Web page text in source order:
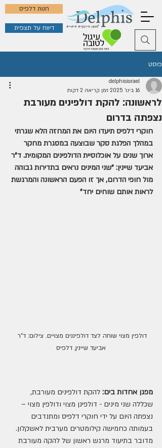
חנות דלפיס
דיווח על תצפית
פוסט
לראשונה: להקת דולפינים מעורבת
נצפתה בדרום
delphisisrael
16 בינו׳ 2025
זמן קריאה 2 דקות
חוקרי דלפיס תיעדו היום את המחזה הלא שגרתי
במהלך הפלגת סקר שבוצעה במסגרת מחקר
ארוך שנים על אוכלוסיית הדולפינים המקומית. ד"ר
אביעד שיינין: "שני המינים נראים בתדירות גבוהה
מול חופי הדרום, אך זו הפעם הראשונה והמרגשת
לראות אותם שוחים יחד"
דולפין מצוי שוחה לצד דולפיננים מצויים. צילום: ד"ר
אביעד שיינין, דלפיס
מפגן אחדות בים: להקת דולפינים מעורבת,
שכללה שני מינים - דולפינן מצוי ודולפין מצוי –
נצפתה היום על ידי חוקרי דלפיס ומתנדבים
בעמותה כחמישה קילומטרים מערבית לאשקלון.
מדובר בתיעוד מרגש ראשון של להקה מעורבת